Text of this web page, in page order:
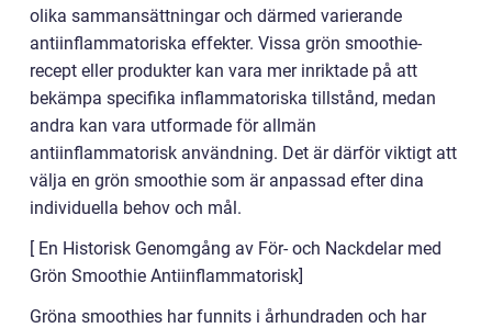
olika sammansättningar och därmed varierande
antiinflammatoriska effekter. Vissa grön smoothie-
recept eller produkter kan vara mer inriktade på att
bekämpa specifika inflammatoriska tillstånd, medan
andra kan vara utformade för allmän
antiinflammatorisk användning. Det är därför viktigt att
välja en grön smoothie som är anpassad efter dina
individuella behov och mål.
[ En Historisk Genomgång av För- och Nackdelar med
Grön Smoothie Antiinflammatorisk]
Gröna smoothies har funnits i århundraden och har